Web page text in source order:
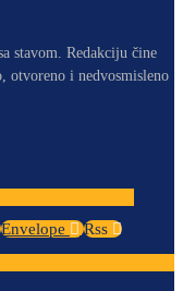
stavom. Redakciju čine
otvoreno i nedvosmisleno
Envelope
Rss